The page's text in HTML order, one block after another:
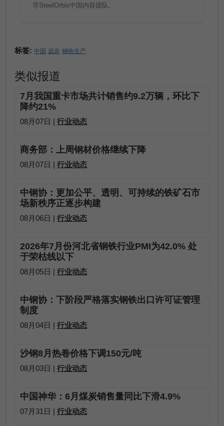
导SteelOrbis中国内容团队。
标签: 中国 远东 钢铁生产
类似报道
7月我国重卡市场共计销售约9.2万辆，环比下
降约21%
08月07日 | 行业动态
商务部：上周钢材价格继续下降
08月07日 | 行业动态
中钢协：更加公平、透明、可持续的铁矿石市
场新秩序正逐步构建
08月06日 | 行业动态
2026年7月份河北省钢铁行业PMI为42.0% 处
于荣枯线以下
08月05日 | 行业动态
中钢协：下阶段严格落实钢铁出口许可证管理
制度
08月04日 | 行业动态
沙钢8月热卷价格下调150元/吨
08月03日 | 行业动态
中国神华：6月煤炭销售量同比下滑4.9%
07月31日 | 行业动态